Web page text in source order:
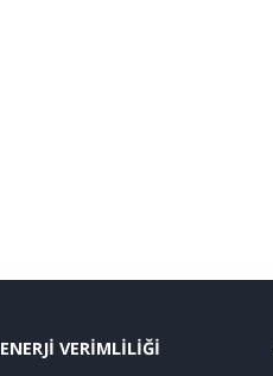
ENERJİ VERİMLİLİĞİ